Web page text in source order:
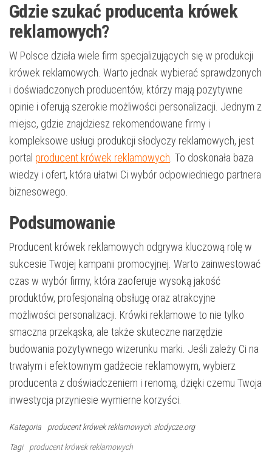
Gdzie szukać producenta krówek
reklamowych?
W Polsce działa wiele firm specjalizujących się w produkcji
krówek reklamowych. Warto jednak wybierać sprawdzonych
i doświadczonych producentów, którzy mają pozytywne
opinie i oferują szerokie możliwości personalizacji. Jednym z
miejsc, gdzie znajdziesz rekomendowane firmy i
kompleksowe usługi produkcji słodyczy reklamowych, jest
portal producent krówek reklamowych . To doskonała baza
wiedzy i ofert, która ułatwi Ci wybór odpowiedniego partnera
biznesowego.
Podsumowanie
Producent krówek reklamowych odgrywa kluczową rolę w
sukcesie Twojej kampanii promocyjnej. Warto zainwestować
czas w wybór firmy, która zaoferuje wysoką jakość
produktów, profesjonalną obsługę oraz atrakcyjne
możliwości personalizacji. Krówki reklamowe to nie tylko
smaczna przekąska, ale także skuteczne narzędzie
budowania pozytywnego wizerunku marki. Jeśli zależy Ci na
trwałym i efektownym gadżecie reklamowym, wybierz
producenta z doświadczeniem i renomą, dzięki czemu Twoja
inwestycja przyniesie wymierne korzyści.
Kategoria producent krówek reklamowych slodycze.org
Tagi producent krówek reklamowych